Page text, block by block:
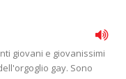
giovani e giovanissimi
gay. Sono